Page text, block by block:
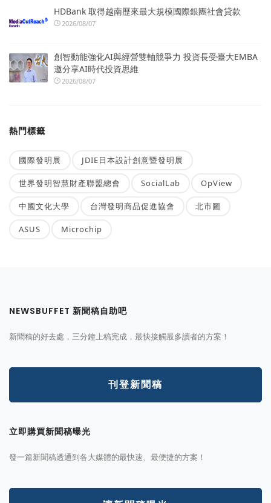
HDBank 取得越南歷來最大規模國際銀團社會貸款
2026/08/07
創智動能強化AI與經營雙軸競爭力 投資長受臺大EMBA
邀分享AI時代投資思維
2026/08/07
熱門標籤
國際發明展 JDIE日本設計創意暨發明展
世界發明智慧財產聯盟總會 SocialLab OpView
中國文化大學 台灣發明商品促進協會 北市圖
ASUS Microchip
NEWSBUFFET 新聞稿自助吧
新聞稿的好去處，三分鐘上稿完成，最快接觸最多讀者的方案！
刊登新聞稿
立即購買新聞稿曝光
發一篇新聞稿透通到各大媒體的最快速、最便捷的方案！